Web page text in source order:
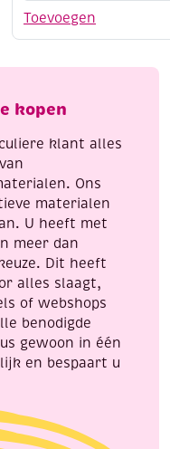
Toevoegen
28mm,
goud
kopen
klant alles
Ons
materialen
U heeft met
meer dan
Dit heeft
alles slaagt,
of webshops
benodigde
gewoon in één
en bespaart u